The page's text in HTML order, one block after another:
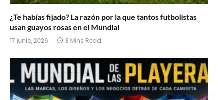
¿Te habías fijado? La razón por la que tantos futbolistas
usan guayos rosas en el Mundial
17 junio, 2026 3 Mins Read